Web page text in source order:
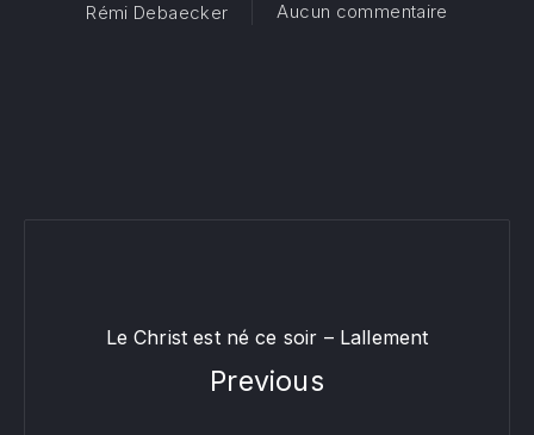
Rémi Debaecker Aucun commentaire
Le Christ est né ce soir – Lallement
Previous